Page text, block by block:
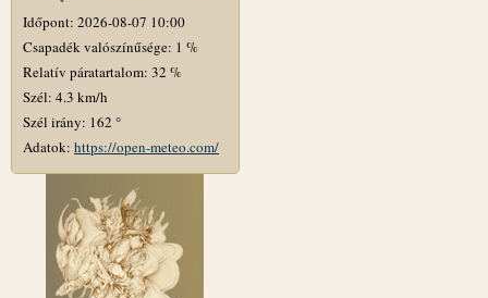
Időpont: 2026-08-07 10:00
Csapadék valószínűsége: 1 %
Relatív páratartalom: 32 %
Szél: 4.3 km/h
Szél irány: 162 °
Adatok: https://open-meteo.com/